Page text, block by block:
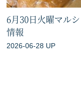
6月30日火曜マル
情報
2026-06-28 UP